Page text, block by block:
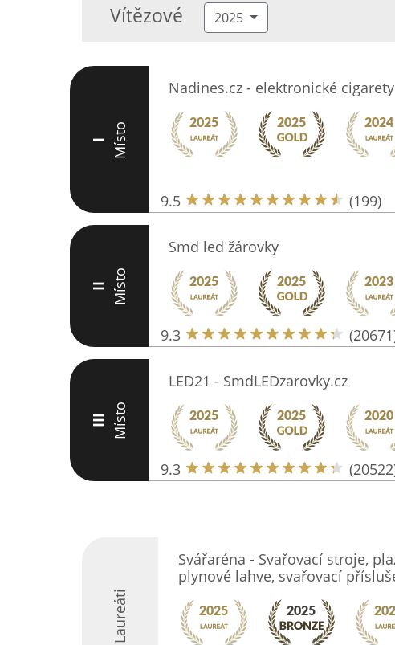
Vítězové 2025
I Místo
Nadines.cz - elektronické cigarety
9.5 (199)
II Místo
Smd led žárovky
9.3
III Místo
LED21 - SmdLEDzarovky.cz
9.3
Laureáti
Svářaréna - Svařovací stroje,
plynové lahve, svařovací